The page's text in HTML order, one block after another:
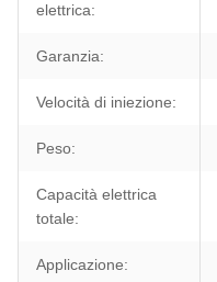
elettrica:
Garanzia:
Velocità di iniezione:
Peso:
Capacità elettrica
totale:
Applicazione: